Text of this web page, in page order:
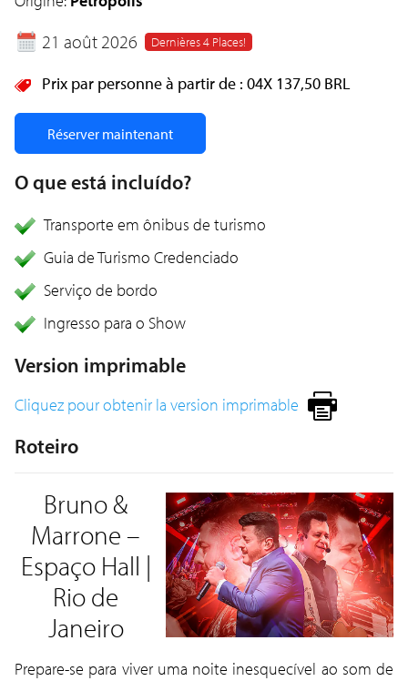
21 août 2026 Dernières 4 Places!
Prix par personne à partir de : 04X 137,50 BRL
Réserver maintenant
O que está incluído?
Transporte em ônibus de turismo
Guia de Turismo Credenciado
Serviço de bordo
Ingresso para o Show
Version imprimable
Cliquez pour obtenir la version imprimable
Roteiro
Bruno &
Marrone –
Espaço Hall |
Rio de
Janeiro
Prepare-se para viver uma noite inesquecível ao som de